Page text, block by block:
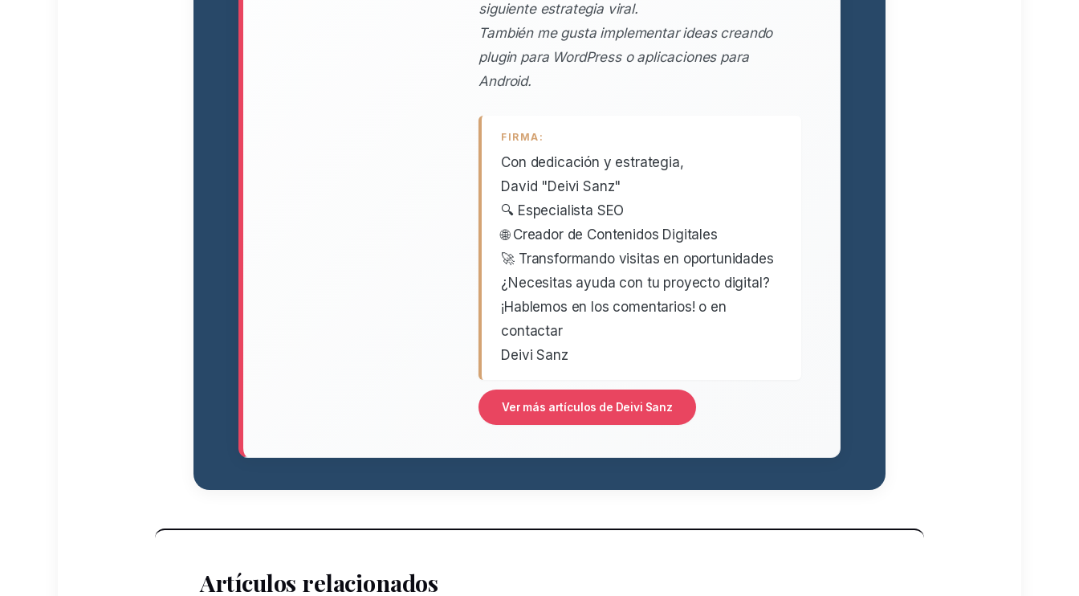
siguiente estrategia viral.
También me gusta implementar ideas creando
plugin para WordPress o aplicaciones para
Android.
FIRMA:
Con dedicación y estrategia,
David "Deivi Sanz"
🔍 Especialista SEO
🌐 Creador de Contenidos Digitales
🚀 Transformando visitas en oportunidades
¿Necesitas ayuda con tu proyecto digital?
¡Hablemos en los comentarios! o en
contactar
Deivi Sanz
Ver más artículos de Deivi Sanz
Artículos relacionados